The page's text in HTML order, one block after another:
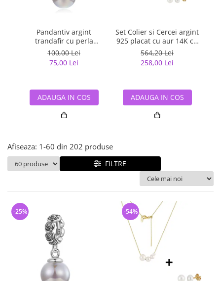
Bijuterii argint cu diverse
Bijuterii argint cu murano
Bijuterii gotice si rock
Bijuterii Handmade
Bijuterii fantezie
Bijuterii tungsten
Accesorii Piele
bijuterii argint
Pandantiv argint
trandafir cu perla
ecologica
100,00 Lei
75,00 Lei
ADAUGA IN COS
Set Colier si Cercei argint
925 placat cu aur 14K cu
perle naturale
564,20 Lei
258,00 Lei
ADAUGA IN COS
Afiseaza: 1-60 din 202 produse
FILTRE
-25% -54%